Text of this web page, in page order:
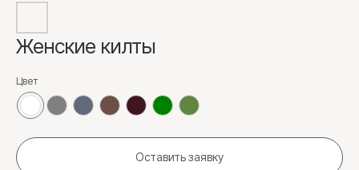
Женские килты
Цвет
Оставить заявку